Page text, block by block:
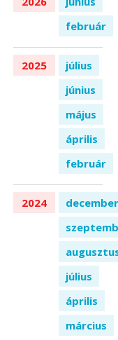
február
2025
július
június
május
április
február
2024
december
július
április
március